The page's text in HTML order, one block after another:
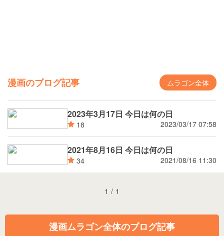
漫画のブログ記事 ムラゴン全体
2023年3月17日 今日は何の日
18 2023/03/17 07:58
2021年8月16日 今日は何の日
34 2021/08/16 11:30
1 / 1
漫画ムラゴン全体のブログ記事